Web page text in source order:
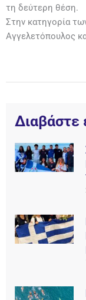
τη δεύτερη θέση.
Στην κατηγορία
Αγγελετόπουλος
Διαβάστε